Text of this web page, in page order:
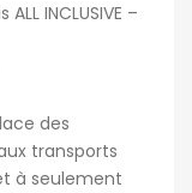
INCLUSIVE –
des
transports
à seulement